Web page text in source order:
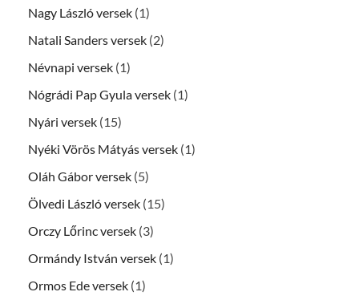
Nagy László versek (1)
Natali Sanders versek (2)
Névnapi versek (1)
Nógrádi Pap Gyula versek (1)
Nyári versek (15)
Nyéki Vörös Mátyás versek (1)
Oláh Gábor versek (5)
Ölvedi László versek (15)
Orczy Lőrinc versek (3)
Ormándy István versek (1)
Ormos Ede versek (1)